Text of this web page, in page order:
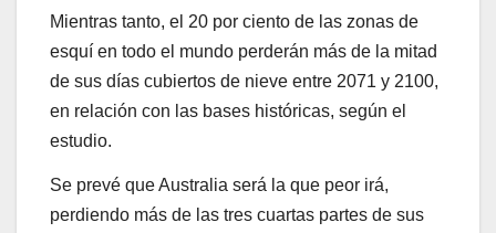
Mientras tanto, el 20 por ciento de las zonas de
esquí en todo el mundo perderán más de la mitad
de sus días cubiertos de nieve entre 2071 y 2100,
en relación con las bases históricas, según el
estudio.
Se prevé que Australia será la que peor irá,
perdiendo más de las tres cuartas partes de sus